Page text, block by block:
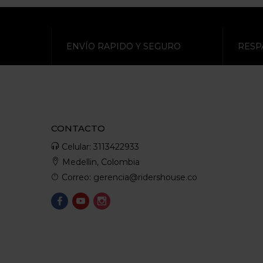
ENVÍO RAPIDO Y SEGURO
CONTACTO
Celular: 3113422933
Medellin, Colombia
Correo: gerencia@ridershouse.co